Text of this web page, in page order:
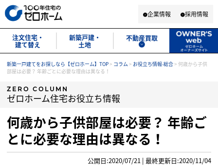
企業情報 採用情報
注文住宅・
建て替え
新築戸建・
土地
不動産買取
新築一戸建てをお探しなら【ゼロホーム】TOP> コラム > お役立ち情報-総合> 何歳から子供
部屋は必要？ 年齢ごとに必要な理由は異なる！
ZERO COLUMN
ゼロホーム住宅お役立ち情報
何歳から子供部屋は必要？ 年齢ご
とに必要な理由は異なる！
公開日:2020/07/21 | 最終更新日:2020/11/04